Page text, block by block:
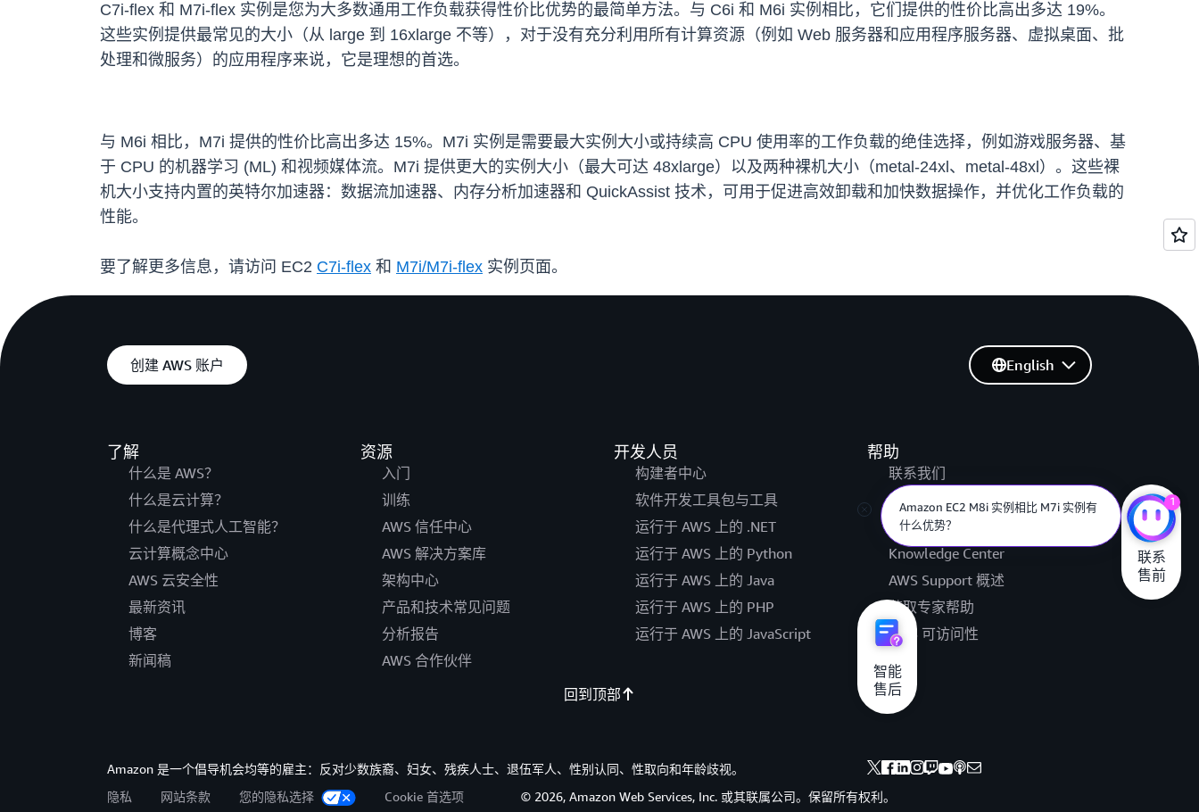
C7i-flex 和 M7i-flex 实例是您为大多数通用工作负载获得性价比优势的最简单方法。与 C6i 和 M6i 实例相比，它们提供的性价比高出多达 19%。
这些实例提供最常见的大小（从 large 到 16xlarge 不等），对于没有充分利用所有计算资源（例如 Web 服务器和应用程序服务器、虚拟桌面、批
处理和微服务）的应用程序来说，它是理想的首选。
与 M6i 相比，M7i 提供的性价比高出多达 15%。M7i 实例是需要最大实例大小或持续高 CPU 使用率的工作负载的绝佳选择，例如游戏服务器、基
于 CPU 的机器学习 (ML) 和视频媒体流。M7i 提供更大的实例大小（最大可达 48xlarge）以及两种裸机大小（metal-24xl、metal-48xl）。这些裸
机大小支持内置的英特尔加速器：数据流加速器、内存分析加速器和 QuickAssist 技术，可用于促进高效卸载和加快数据操作，并优化工作负载的
性能。
要了解更多信息，请访问 EC2 C7i-flex 和 M7i/M7i-flex 实例页面。
创建 AWS 账户
了解
什么是 AWS？
什么是云计算？
什么是代理式人工智能？
云计算概念中心
AWS 云安全性
最新资讯
博客
新闻稿
资源
入门
训练
AWS 信任中心
AWS 解决方案库
架构中心
产品和技术常见问题
分析报告
AWS 合作伙伴
开发人员
构建者中心
软件开发工具包与工具
运行于 AWS 上的 .NET
运行于 AWS 上的 Python
运行于 AWS 上的 Java
运行于 AWS 上的 PHP
运行于 AWS 上的 JavaScript
帮助
联系我们
提交支持工单
AWS re:Post
Knowledge Center
AWS Support 概述
获取专家帮助
AWS 可访问性
法律
English
回到顶部
Amazon 是一个倡导机会均等的雇主：反对少数族裔、妇女、残疾人士、退伍军人、性别认同、性取向和年龄歧视。
隐私
网站条款 您的隐私选择 Cookie 首选项 © 2026, Amazon Web Services, Inc. 或其联属公司。保留所有权利。
Amazon EC2 M8i 实例相比 M7i 实例有
什么优势？
1
联系
售前
智能
售后